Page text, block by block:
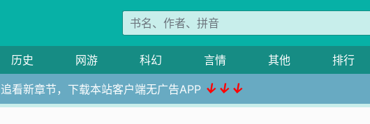
历史 网游 科幻 言情 其他 排行
追看新章节，下载本站客户端无广告APP ↓↓↓